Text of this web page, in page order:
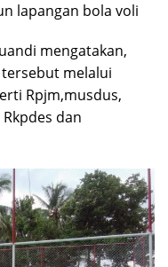
lapangan bola voli
mengatakan,
melalui
Rpjm,musdus,
dan